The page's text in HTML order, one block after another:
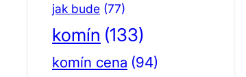
jak bude (77)
komín (133)
komín cena (94)